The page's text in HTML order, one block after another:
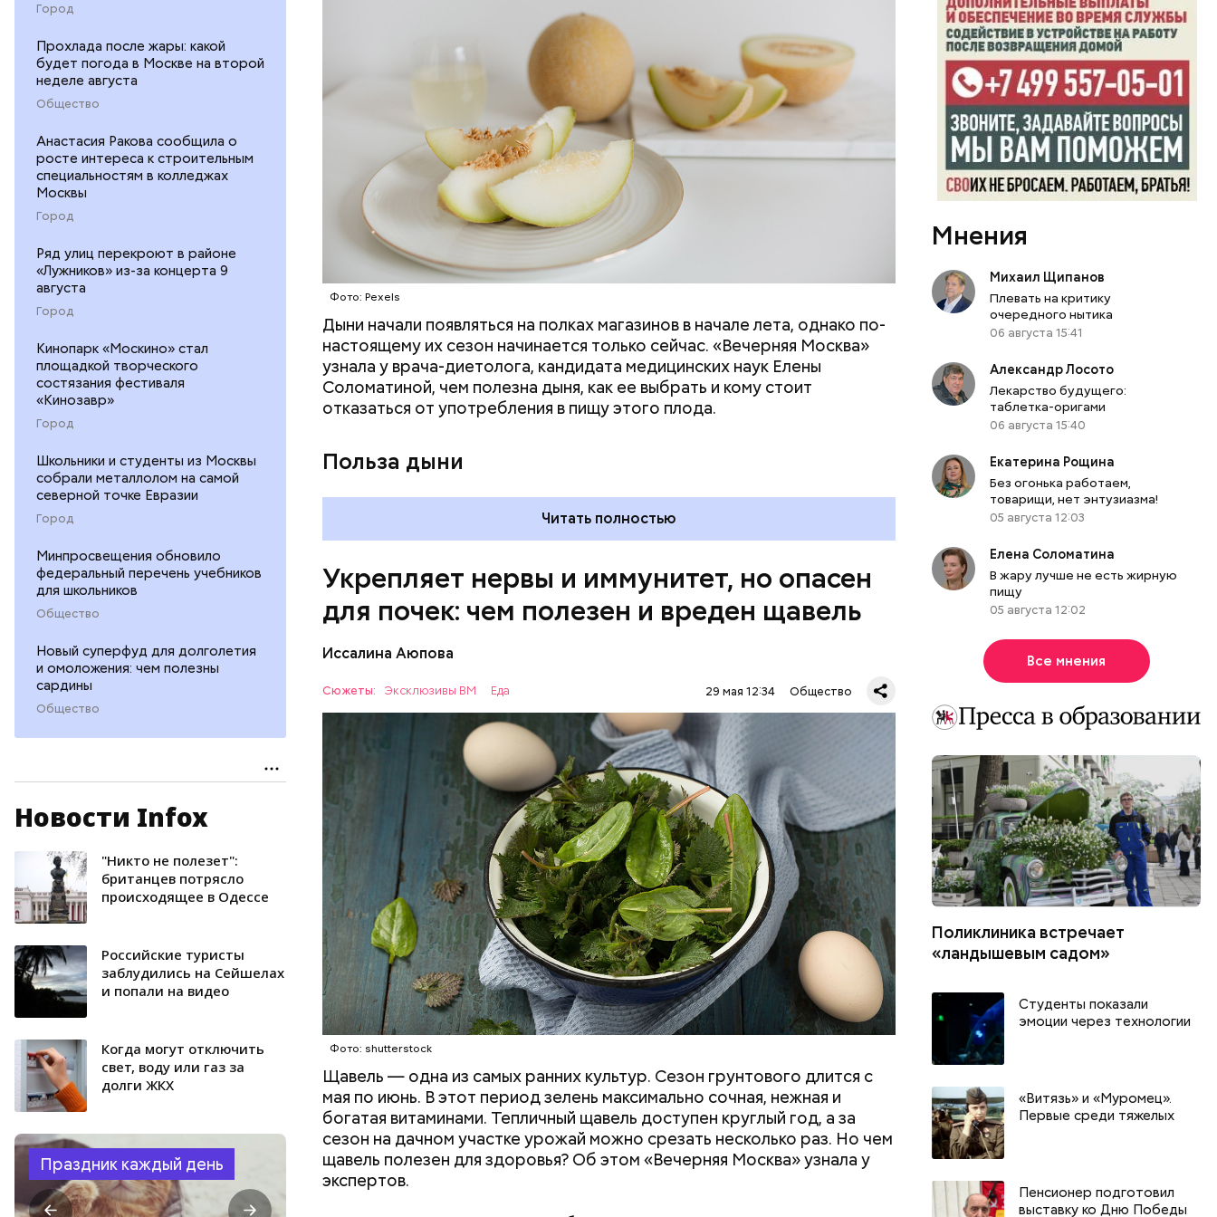
Город
Прохлада после жары: какой
будет погода в Москве на второй
неделе августа
Общество
Анастасия Ракова сообщила о
росте интереса к строительным
специальностям в колледжах
Москвы
Город
Ряд улиц перекроют в районе
«Лужников» из-за концерта 9
августа
Город
Кинопарк «Москино» стал
площадкой творческого
состязания фестиваля
«Кинозавр»
Город
Школьники и студенты из Москвы
собрали металлолом на самой
северной точке Евразии
Город
Минпросвещения обновило
федеральный перечень учебников
для школьников
Общество
Новый суперфуд для долголетия
и омоложения: чем полезны
сардины
Общество
Новости Infox
"Никто не полезет":
британцев потрясло
происходящее в Одессе
Российские туристы
заблудились на Сейшелах
и попали на видео
Когда могут отключить
свет, воду или газ за
долги ЖКХ
Праздник каждый день
Фото: Pexels
Дыни начали появляться на полках магазинов в начале лета, однако по-
настоящему их сезон начинается только сейчас. «Вечерняя Москва»
узнала у врача-диетолога, кандидата медицинских наук Елены
Соломатиной, чем полезна дыня, как ее выбрать и кому стоит
отказаться от употребления в пищу этого плода.
Польза дыни
Читать полностью
Укрепляет нервы и иммунитет, но опасен
для почек: чем полезен и вреден щавель
Иссалина Аюпова
Сюжеты: Эксклюзивы ВМ Еда 29 мая 12:34 Общество
Фото: shutterstock
Щавель — одна из самых ранних культур. Сезон грунтового длится с
мая по июнь. В этот период зелень максимально сочная, нежная и
богатая витаминами. Тепличный щавель доступен круглый год, а за
сезон на дачном участке урожай можно срезать несколько раз. Но чем
щавель полезен для здоровья? Об этом «Вечерняя Москва» узнала у
экспертов.
Опасность же щавеля состоит в том, что он содержит большое
количество щавелевой кислоты, которая может способствовать
образованию камней в почках, объяснила диетолог.
— Если человек уже болеет мочекаменной болезнью, щавель ему не
рекомендуется. При артрите, гастрите, холецистите, синдроме
раздраженного кишечника, язвах и панкреатите продукт тоже лучше
исключить из рациона, — предупредила врач. — Он может привести к
повышению кислотности желудка и раздражать слизистые оболочки.
ЗДОРОВЬЕ ВРАЧИ РАСТЕНИЯ ПРОДУКТЫ
Мнения
Михаил Щипанов
Плевать на критику
очередного нытика
06 августа 15:41
Александр Лосото
Лекарство будущего:
таблетка-оригами
06 августа 15:40
Екатерина Рощина
Без огонька работаем,
товарищи, нет энтузиазма!
05 августа 12:03
Елена Соломатина
В жару лучше не есть жирную
пищу
05 августа 12:02
Все мнения
Поликлиника встречает
«ландышевым садом»
Студенты показали
эмоции через технологии
«Витязь» и «Муромец».
Первые среди тяжелых
Пенсионер подготовил
выставку ко Дню Победы